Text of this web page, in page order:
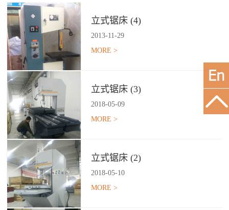
立式锯床 (4)
2013-11 -29
MORE >
立式锯床 (3)
2018-05-09
MORE >
立式锯床 (2)
2018-05-10
MORE >